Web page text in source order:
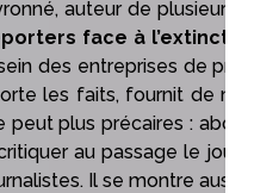
auteur de plusieurs
face à l’extinction
,
des entreprises de
les faits, fournit de
peut plus précaires :
au passage le
Il se montre aussi